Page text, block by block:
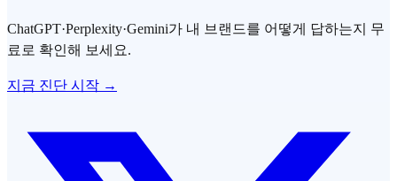
ChatGPT·Perplexity·Gemini가 내 브랜드를 어떻게 답하는지 무
료로 확인해 보세요.
지금 진단 시작 →